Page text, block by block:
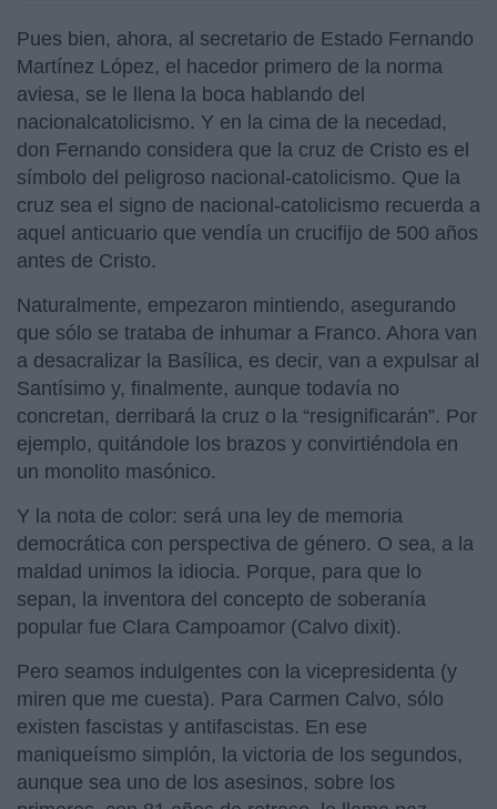
Pues bien, ahora, al secretario de Estado Fernando
Martínez López, el hacedor primero de la norma
aviesa, se le llena la boca hablando del
nacionalcatolicismo. Y en la cima de la necedad,
don Fernando considera que la cruz de Cristo es el
símbolo del peligroso nacional-catolicismo. Que la
cruz sea el signo de nacional-catolicismo recuerda a
aquel anticuario que vendía un crucifijo de 500 años
antes de Cristo.
Naturalmente, empezaron mintiendo, asegurando
que sólo se trataba de inhumar a Franco. Ahora van
a desacralizar la Basílica, es decir, van a expulsar al
Santísimo y, finalmente, aunque todavía no
concretan, derribará la cruz o la “resignificarán”. Por
ejemplo, quitándole los brazos y convirtiéndola en
un monolito masónico.
Y la nota de color: será una ley de memoria
democrática con perspectiva de género. O sea, a la
maldad unimos la idiocia. Porque, para que lo
sepan, la inventora del concepto de soberanía
popular fue Clara Campoamor (Calvo dixit).
Pero seamos indulgentes con la vicepresidenta (y
miren que me cuesta). Para Carmen Calvo, sólo
existen fascistas y antifascistas. En ese
maniqueísmo simplón, la victoria de los segundos,
aunque sea uno de los asesinos, sobre los